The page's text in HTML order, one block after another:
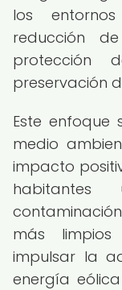
los
reducción
protección
preservación
Este enfoque
medio
impacto
más
impulsar la
energía